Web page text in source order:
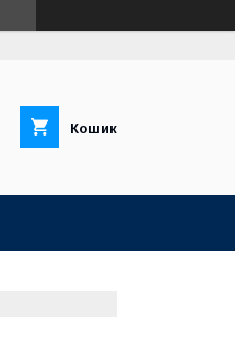
Кошик